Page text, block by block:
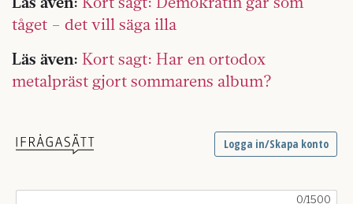
tåget – det vill säga illa
Läs även: Kort sagt: Har en ortodox
metalpräst gjort sommarens album?